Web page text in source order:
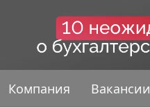
Компания Вакансии